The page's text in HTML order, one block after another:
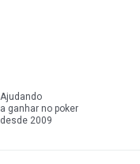
Ajudando
a ganhar no poker
desde 2009